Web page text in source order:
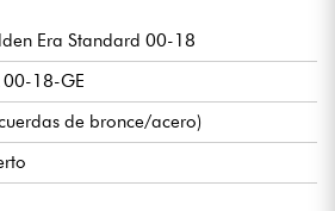
Era Standard 00-18
00-18-GE
de bronce/acero)